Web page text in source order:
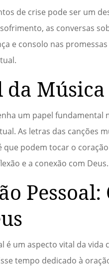
de crise pode ser um
as conversas
e consolo nas
da
um papel
As letras das canções
que podem tocar o
e a conexão com Deus.
é um aspecto vital da
tempo dedicado à